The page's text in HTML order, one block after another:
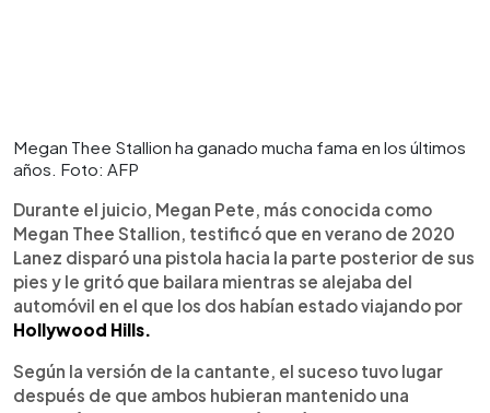
Megan Thee Stallion ha ganado mucha fama en los últimos
años. Foto: AFP
Durante el juicio, Megan Pete, más conocida como
Megan Thee Stallion, testificó que en verano de 2020
Lanez disparó una pistola hacia la parte posterior de sus
pies y le gritó que bailara mientras se alejaba del
automóvil en el que los dos habían estado viajando por
Hollywood Hills.
Según la versión de la cantante, el suceso tuvo lugar
después de que ambos hubieran mantenido una